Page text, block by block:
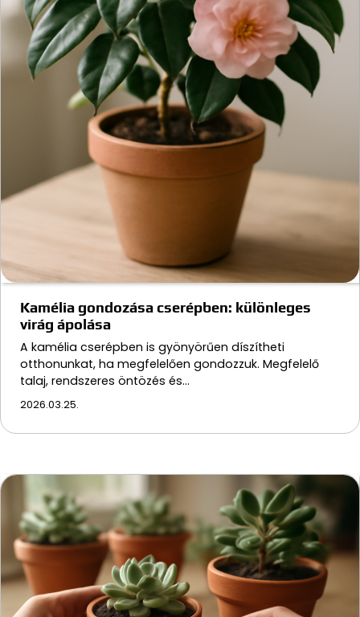
Kamélia gondozása cserépben: különleges
virág ápolása
A kamélia cserépben is gyönyörűen díszítheti
otthonunkat, ha megfelelően gondozzuk. Megfelelő
talaj, rendszeres öntözés és…
2026.03.25.